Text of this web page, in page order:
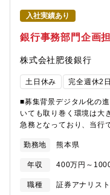
入社実績あり
銀行事務部門企画
株式会社肥後銀行
土日休み 完全週休2
■募集背景デジタル化の
いても取り巻く環境は大
急務となっており、当行
れる業種ですので、他の
ができる人を幅広く募ります。■職務
行業務の効率化を目的と
す。（１) 店舗から送付
勤務地 熊本県
年収 400万円～
職種
証券アナリス